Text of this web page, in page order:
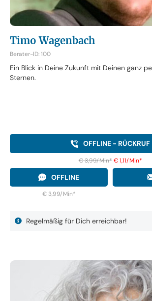
Timo Wagenbach
Berater-ID: 100
Ein Blick in Deine Zukunft mit Deinen ganz
Sternen.
OFFLINE - RÜCKRUF
€ 3,99/Min* € 1,11/Min*
OFFLINE
€ 3,99/Min*
Regelmäßig für Dich erreichbar!